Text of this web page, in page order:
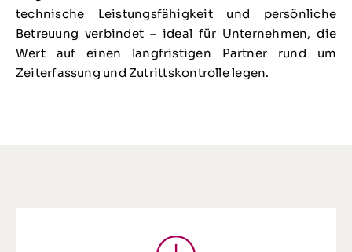
technische Leistungsfähigkeit und persönliche
Betreuung verbindet – ideal für Unternehmen, die
Wert auf einen langfristigen Partner rund um
Zeiterfassung und Zutrittskontrolle legen.